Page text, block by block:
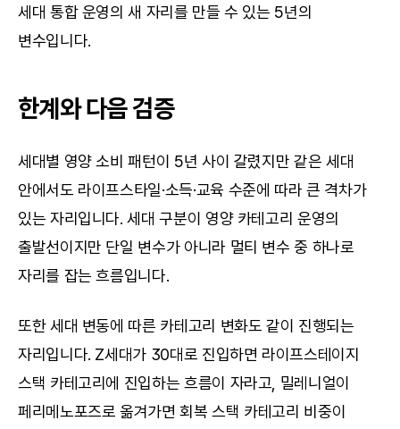
세대 통합 운영의 새 자리를 만들 수 있는 5년의
변수입니다.
한계와 다음 검증
세대별 영양 소비 패턴이 5년 사이 갈렸지만 같은 세대
안에서도 라이프스타일·소득·교육 수준에 따라 큰 격차가
있는 자리입니다. 세대 구분이 영양 카테고리 운영의
출발선이지만 단일 변수가 아니라 멀티 변수 중 하나로
자리를 잡는 흐름입니다.
또한 세대 변동에 따른 카테고리 변화도 같이 진행되는
자리입니다. Z세대가 30대로 진입하면 라이프스테이지
스택 카테고리에 진입하는 흐름이 자라고, 밀레니얼이
페리메노포즈로 옮겨가면 회복 스택 카테고리 비중이